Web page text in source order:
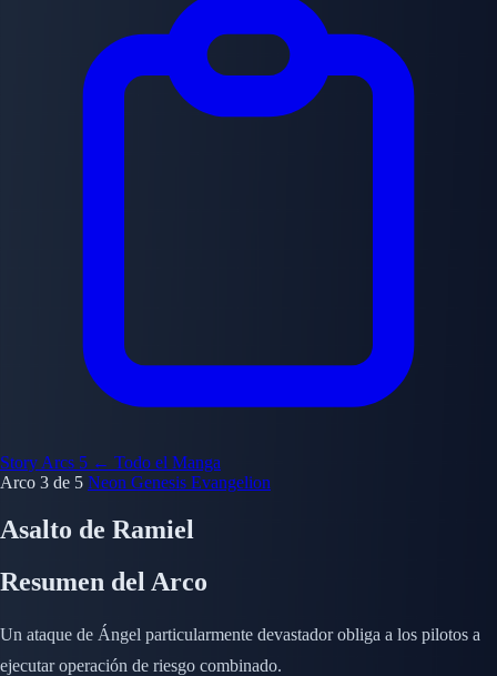
Story Arcs 5 ← Todo el Manga
Arco 3 de 5 Neon Genesis Evangelion
Asalto de Ramiel
Resumen del Arco
Un ataque de Ángel particularmente devastador obliga a los pilotos a
ejecutar operación de riesgo combinado.